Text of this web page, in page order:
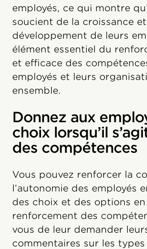
employés, ce qui montre
soucient de la croissance
développement de leurs
élément essentiel du
et efficace des
employés et leurs
ensemble.
Donnez aux
choix lorsqu’il
des compétences
Vous pouvez renforcer la
l’autonomie des employés
des choix et des options
renforcement des
vous de leur demander
commentaires sur les types